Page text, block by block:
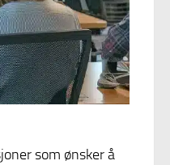
som ønsker å